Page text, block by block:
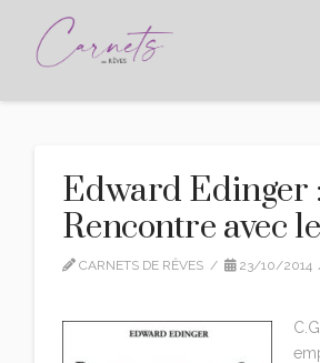
Edward Edinger :
Rencontre avec
CARNETS DE RÊVES 23/10/2014